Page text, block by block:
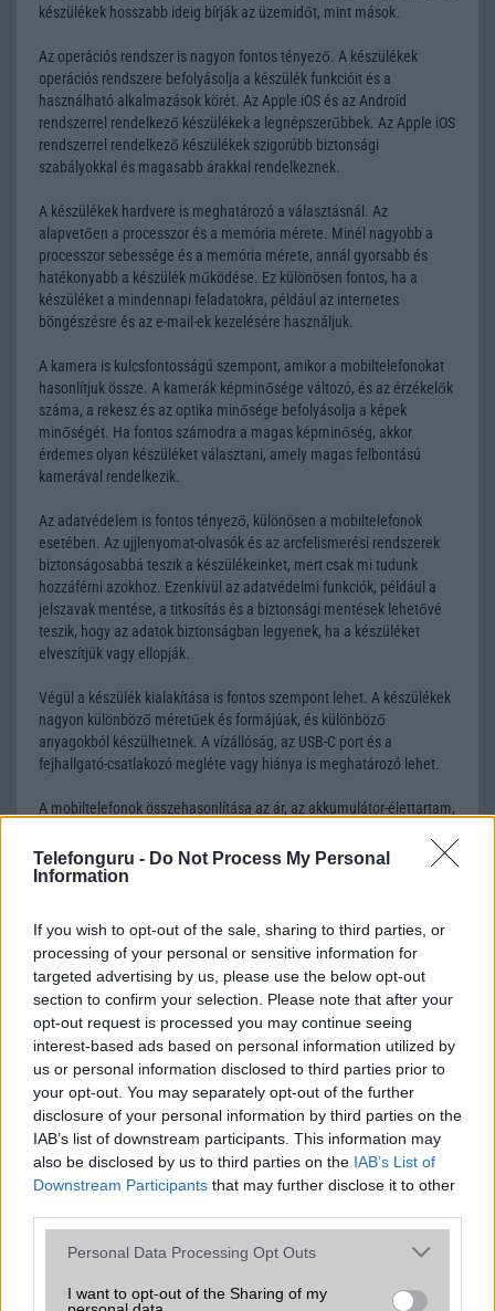
Telefonguru - Do Not Process My Personal
Information
If you wish to opt-out of the sale, sharing to third parties, or
processing of your personal or sensitive information for
targeted advertising by us, please use the below opt-out
section to confirm your selection. Please note that after your
opt-out request is processed you may continue seeing
interest-based ads based on personal information utilized by
us or personal information disclosed to third parties prior to
your opt-out. You may separately opt-out of the further
disclosure of your personal information by third parties on the
IAB’s list of downstream participants. This information may
also be disclosed by us to third parties on the IAB’s List of
Downstream Participants that may further disclose it to other
Please note that this website/app uses one or more Google
not limited to your visit or usage behaviour. You may click to
Personal Data Processing Opt Outs
I want to opt-out of the Sharing of my
készülékek hosszabb ideig bírják az üzemidőt, mint mások.
Az operációs rendszer is nagyon fontos tényező. A készülékek
operációs rendszere befolyásolja a készülék funkcióit és a
használható alkalmazások körét. Az Apple iOS és az Android
rendszerrel rendelkező készülékek a legnépszerűbbek. Az Apple iOS
rendszerrel rendelkező készülékek szigorúbb biztonsági
szabályokkal és magasabb árakkal rendelkeznek.
A készülékek hardvere is meghatározó a választásnál. Az
alapvetően a processzor és a memória mérete. Minél nagyobb a
processzor sebessége és a memória mérete, annál gyorsabb és
hatékonyabb a készülék működése. Ez különösen fontos, ha a
készüléket a mindennapi feladatokra, például az internetes
böngészésre és az e-mail-ek kezelésére használjuk.
A kamera is kulcsfontosságú szempont, amikor a mobiltelefonokat
hasonlítjuk össze. A kamerák képminősége változó, és az érzékelők
száma, a rekesz és az optika minősége befolyásolja a képek
minőségét. Ha fontos számodra a magas képminőség, akkor
érdemes olyan készüléket választani, amely magas felbontású
kamerával rendelkezik.
Az adatvédelem is fontos tényező, különösen a mobiltelefonok
esetében. Az ujjlenyomat-olvasók és az arcfelismerési rendszerek
biztonságosabbá teszik a készülékeinket, mert csak mi tudunk
hozzáférni azokhoz. Ezenkívül az adatvédelmi funkciók, például a
jelszavak mentése, a titkosítás és a biztonsági mentések lehetővé
teszik, hogy az adatok biztonságban legyenek, ha a készüléket
elveszítjük vagy ellopják.
Végül a készülék kialakítása is fontos szempont lehet. A készülékek
nagyon különböző méretűek és formájúak, és különböző
anyagokból készülhetnek. A vízállóság, az USB-C port és a
fejhallgató-csatlakozó megléte vagy hiánya is meghatározó lehet.
A mobiltelefonok összehasonlítása az ár, az akkumulátor-élettartam,
kialakítás szempontjából döntő fontosságú lehet. Ezek a
szempontok kritikusak ahhoz, hogy megtaláljuk azokat a
Végül azt is fontos tudni, hogy a mobiltelefonok összehasonlítása
során minden felhasználó egyéni preferenciákkal rendelkezik, így a
választásuk eltérhet. Azonban azok, akik számára fontos a nagyobb
kijelző, hosszabb üzemidő, hatékony
MOBILTELEFON MÁRKÁK
Apple
Huawei